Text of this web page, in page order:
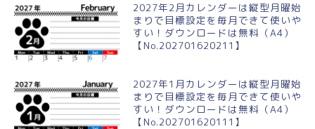
2027年2月カレンダーは縦型月曜始
まりで目標設定を毎月できて使いや
すい！ダウンロードは無料（A4）
【No.202701620211】
2027年1月カレンダーは縦型月曜始
まりで目標設定を毎月できて使いや
すい！ダウンロードは無料（A4）
【No.202701620111】